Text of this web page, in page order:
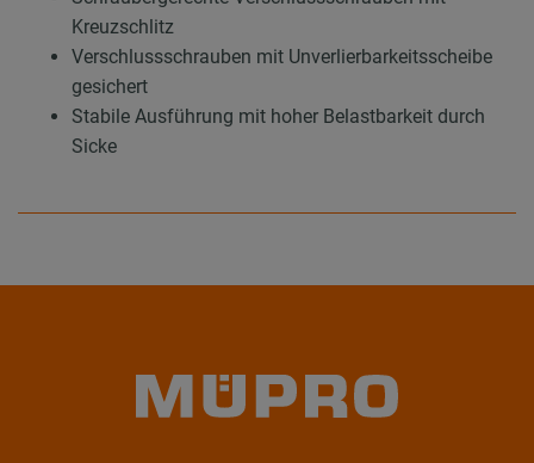
Kreuzschlitz
Verschlussschrauben mit Unverlierbarkeitsscheibe
gesichert
Stabile Ausführung mit hoher Belastbarkeit durch
Sicke